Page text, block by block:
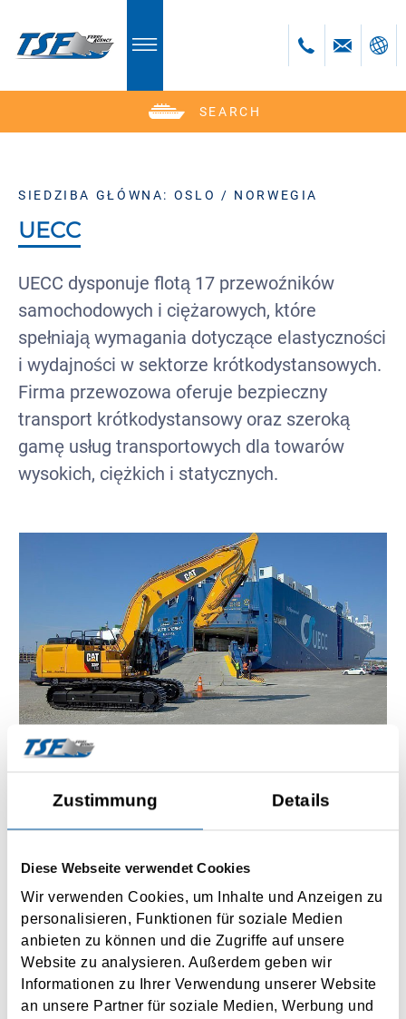
Zustimmung Details
Diese Webseite verwendet Cookies
Wir verwenden Cookies, um Inhalte und Anzeigen zu
personalisieren, Funktionen für soziale Medien
anbieten zu können und die Zugriffe auf unsere
Website zu analysieren. Außerdem geben wir
Informationen zu Ihrer Verwendung unserer Website
an unsere Partner für soziale Medien, Werbung und
SEARCH
Česky
SIEDZIBA GŁÓWNA: OSLO / NORWEGIA
UECC
UECC dysponuje flotą 17 przewoźników
samochodowych i ciężarowych, które
spełniają wymagania dotyczące elastyczności
i wydajności w sektorze krótkodystansowych.
Firma przewozowa oferuje bezpieczny
transport krótkodystansowy oraz szeroką
gamę usług transportowych dla towarów
wysokich, ciężkich i statycznych.
WSZYSTKIE
POŁĄCZENIA PROMOWE